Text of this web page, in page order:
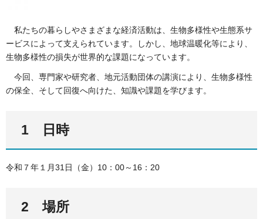
私たちの暮らしやさまざまな経済活動は、生物多様性や生態系サ
ービスによって支えられています。しかし、地球温暖化等により、
生物多様性の損失が世界的な課題になっています。
今回、専門家や研究者、地元活動団体の講演により、生物多様性
の保全、そして回復へ向けた、知識や課題を学びます。
1 日時
令和７年１月31日（金）10：00～16：20
2 場所